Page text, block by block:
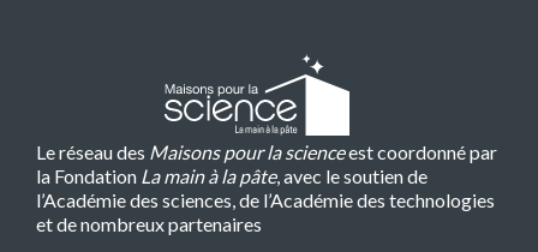
Le réseau des Maisons pour la scienceest coordonné par
la Fondation La main à la pâte, avec le soutien de
l’Académie des sciences, de l’Académie des technologies
et de nombreux partenaires